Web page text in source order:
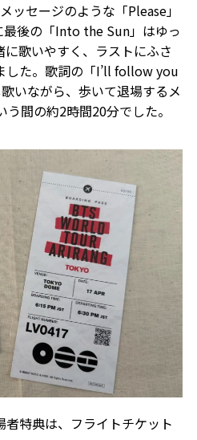
ッセージのような「Please」
後の「Into the Sun」はゆっ
歌いやすく、ラストにふさ
した。歌詞の「I’ll follow you
いながら、歩いて退場するメ
間の約2時間20分でした。
特典は、フライトチケット